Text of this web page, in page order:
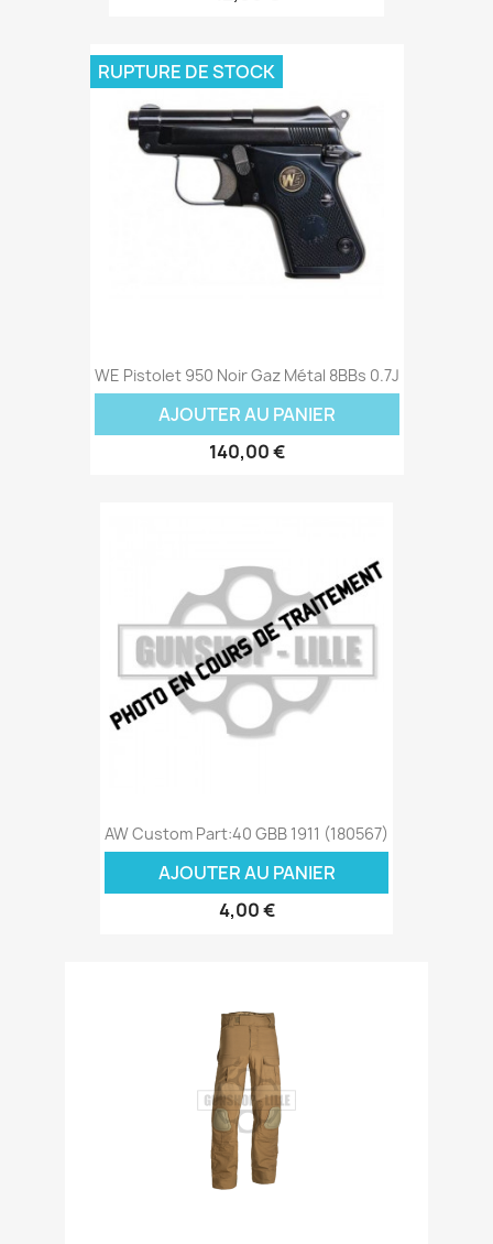
WE Pistolet 950 Noir Gaz Métal 8BBs 0.7J
AJOUTER AU PANIER
140,00 €
RUPTURE DE STOCK
AW Custom Part:40 GBB 1911 (180567)
AJOUTER AU PANIER
4,00 €